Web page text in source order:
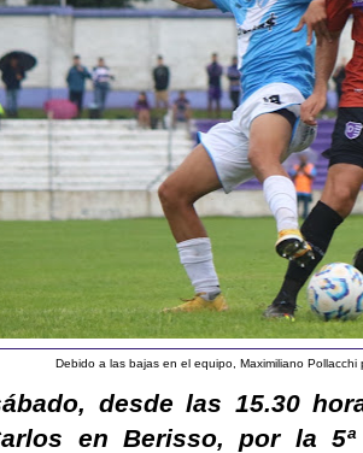
Debido a las bajas en el equipo, Maximiliano
desde las 15.30
en Berisso, por la